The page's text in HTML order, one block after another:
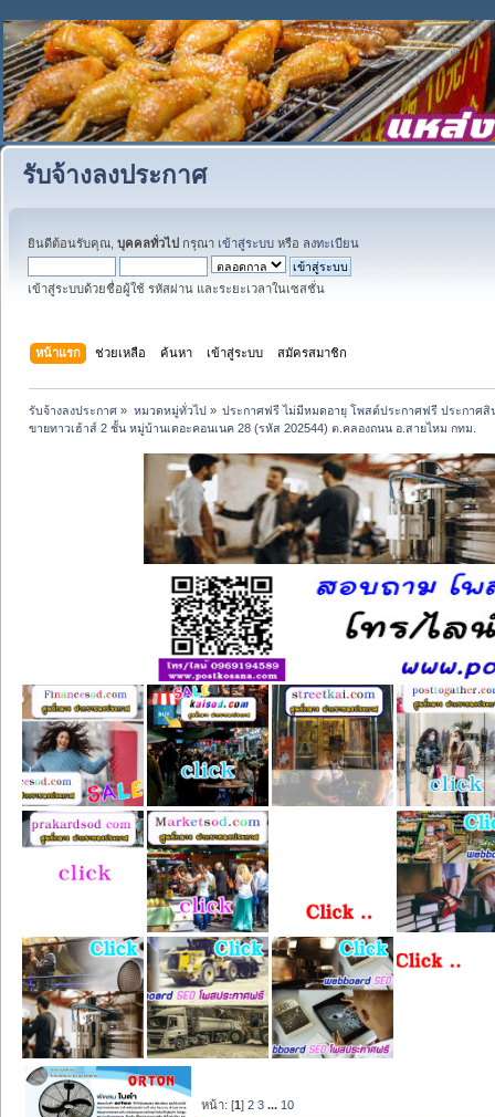
รับจ้างลงประกาศ
ยินดีต้อนรับคุณ, บุคคลทั่วไป กรุณา เข้าสู่ระบบ หรือ ลงทะเบียน
เข้าสู่ระบบด้วยชื่อผู้ใช้ รหัสผ่าน และระยะเวลาในเซสชั่น
หน้าแรก ช่วยเหลือ ค้นหา เข้าสู่ระบบ สมัครสมาชิก
รับจ้างลงประกาศ » หมวดหมู่ทั่วไป» ประกาศฟรี ไม่มีหมดอายุ โพสต์ประกาศฟรี ประกาศ
ขายทาวเฮ้าส์ 2 ชั้น หมู่บ้านเดอะคอนเนค 28 (รหัส 202544) ต.คลองถนน อ.สายไหม กทม.
หน้า: [1]2 3 ... 10